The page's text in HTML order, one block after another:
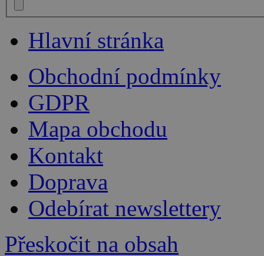
Hlavní stránka
Obchodní podmínky
GDPR
Mapa obchodu
Kontakt
Doprava
Odebírat newslettery
Přeskočit na obsah